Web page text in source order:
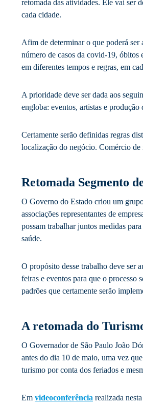
retomada das atividades. Ele vai ser
cada cidade.
Afim de determinar o que poderá ser
número de casos da covid-19, óbitos
em diferentes tempos e regras, em
A prioridade deve ser dada aos
engloba: eventos, artistas e produção
Certamente serão definidas regras
localização do negócio. Comércio
Retomada Segmento
O Governo do Estado criou um
associações representantes de
possam trabalhar juntos medidas
saúde.
O propósito desse trabalho deve ser
feiras e eventos para que o processo
padrões que certamente serão
A retomada do
O Governador de São Paulo João
antes do dia 10 de maio, uma vez
turismo por conta dos feriados e
Em videoconferência realizada